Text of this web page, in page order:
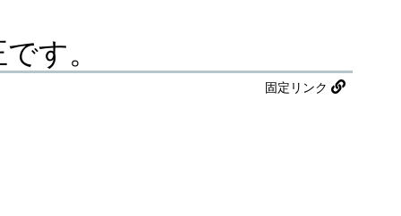
す。
固定リンク